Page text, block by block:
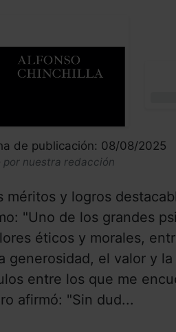
de publicación: 08/08/2025
nuestra redacción
méritos y logros
"Uno de los grandes
éticos y morales,
generosidad, el valor y
entre los que me
afirmó: "Sin dud...